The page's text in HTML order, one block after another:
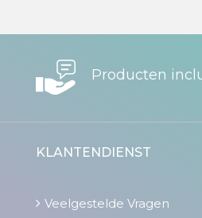
Producten
KLANTENDIENST
Veelgestelde Vragen